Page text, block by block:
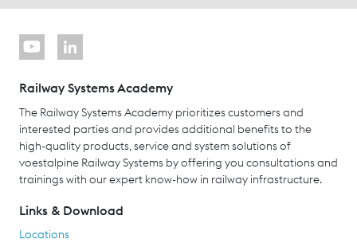
Railway Systems Academy
The Railway Systems Academy prioritizes customers and
interested parties and provides additional benefits to the
high-quality products, service and system solutions of
voestalpine Railway Systems by offering you consultations and
trainings with our expert know-how in railway infrastructure.
Links & Download
Locations